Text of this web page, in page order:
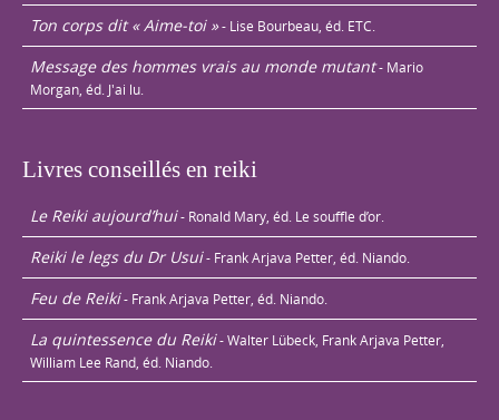
Ton corps dit « Aime-toi »- Lise Bourbeau, éd. ETC.
Message des hommes vrais au monde mutant- Mario
Morgan, éd. J'ai lu.
Livres conseillés en reiki
Le Reiki aujourd’hui- Ronald Mary, éd. Le souffle d’or.
Reiki le legs du Dr Usui- Frank Arjava Petter, éd. Niando.
Feu de Reiki- Frank Arjava Petter, éd. Niando.
La quintessence du Reiki- Walter Lübeck, Frank Arjava Petter,
William Lee Rand, éd. Niando.